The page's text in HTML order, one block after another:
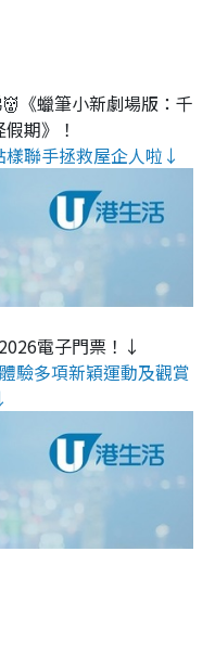
《蠟筆小新劇場版：千
期》！
聯手拯救屋企人啦↓
電子門票！↓
驗多項新穎運動及觀賞